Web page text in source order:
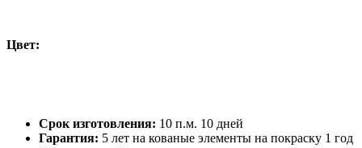
Цвет:
Срок изготовления: 10 п.м. 10 дней
Гарантия: 5 лет на кованые элементы на покраску 1 год